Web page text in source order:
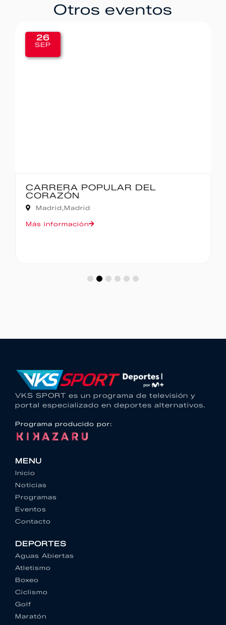
Otros eventos
20
SEP
IBERCAJA MADRID CORRE POR
MADRID – 10K
Madrid,Madrid
Más información
VKS SPORT es un programa de televisión y
portal especializado en deportes alternativos.
Programa producido por:
MENU
Inicio
Noticias
Programas
Eventos
Contacto
DEPORTES
Aguas Abiertas
Atletismo
Boxeo
Ciclismo
Golf
Maratón